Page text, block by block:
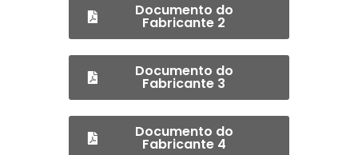
Documento do
Fabricante 2
Documento do
Fabricante 3
Documento do
Fabricante 4